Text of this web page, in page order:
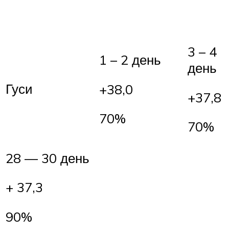
Гуси
1 – 2 день
+38,0
70%
3 – 4
день
+37,8
70%
28 — 30 день
+ 37,3
90%